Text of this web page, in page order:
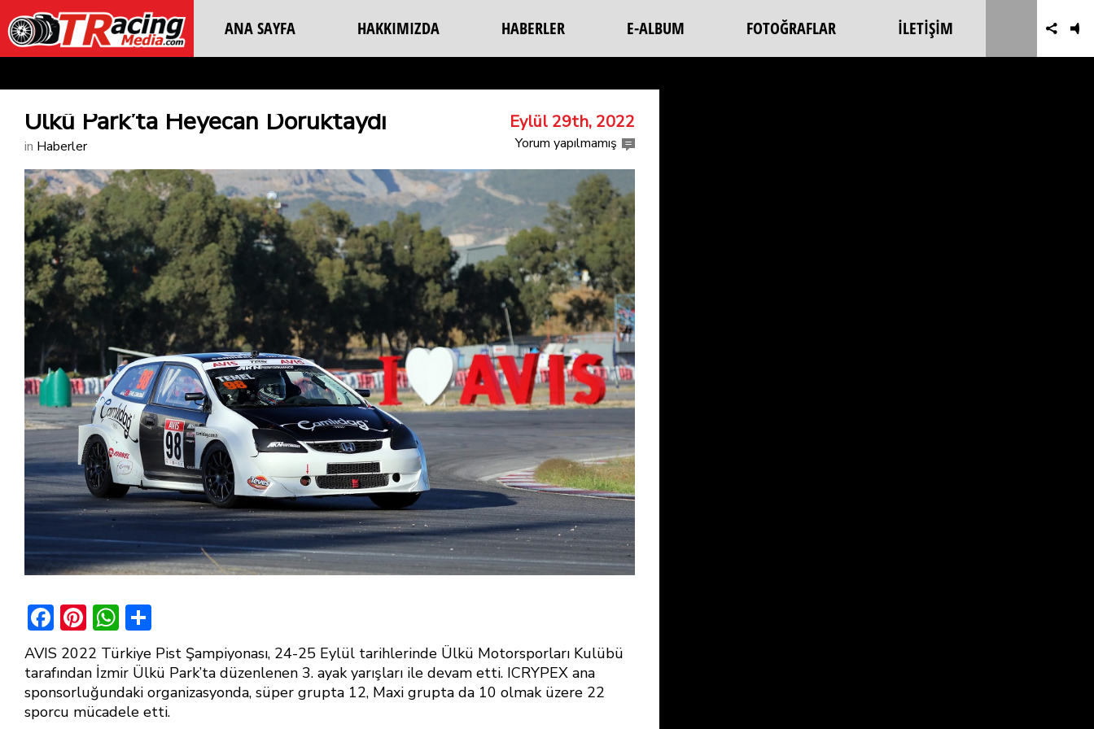
ANA SAYFA HAKKIMIZDA HABERLER E-ALBUM FOTOĞRAFLAR İLETİŞİM
Eylül 29th, 2022
Yorum yapılmamış
Ülkü Park’ta Heyecan Doruktaydı
in Haberler
F
ac
e
b
o
Pi
nt
er
e
st
W
h
at
s
A
h
ar
e
AVIS 2022 Türkiye Pist Şampiyonası, 24-25 Eylül tarihlerinde Ülkü Motorsporları Kulübü
tarafından İzmir Ülkü Park’ta düzenlenen 3. ayak yarışları ile devam etti. ICRYPEX ana
sponsorluğundaki organizasyonda, süper grupta 12, Maxi grupta da 10 olmak üzere 22
sporcu mücadele etti.